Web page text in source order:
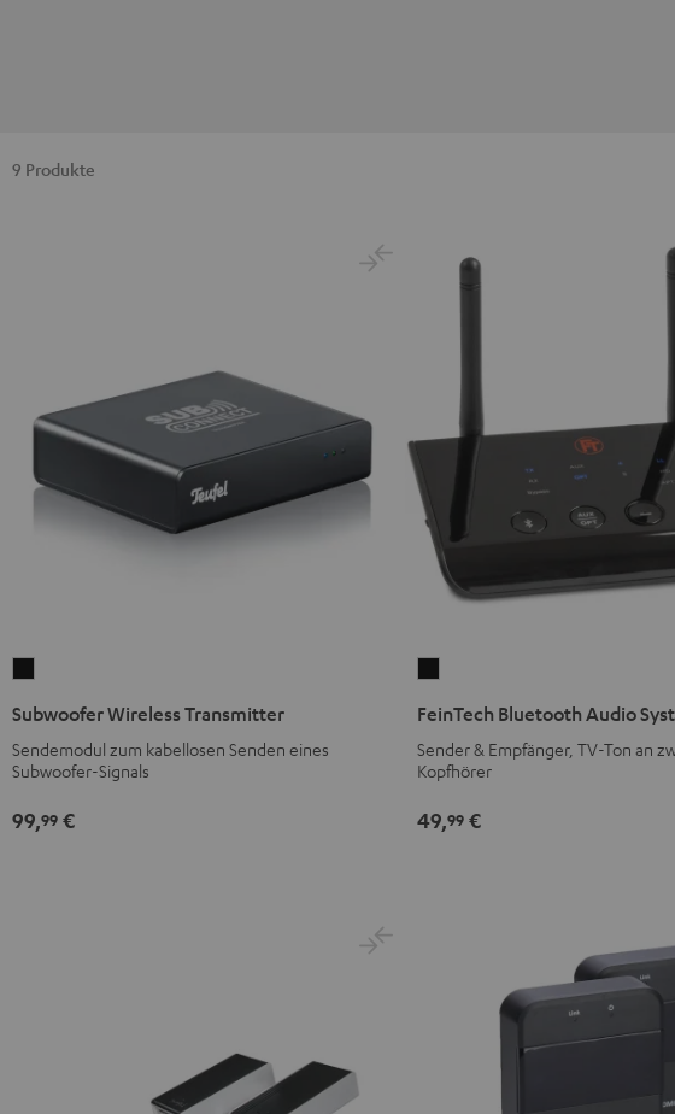
9 Produkte
Transmitter
Schwarz
Subwoofer Wireless Transmitter
Sendemodul zum kabellosen Senden eines
Subwoofer-Signals
99,99 €
Audio
System
FeinTech Bluetooth Audio
Sender & Empfänger, TV-Ton an
Kopfhörer
49,99 €